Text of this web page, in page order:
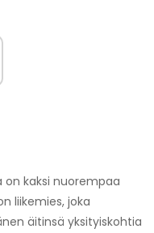
on kaksi nuorempaa
liikemies, joka
äitinsä yksityiskohtia